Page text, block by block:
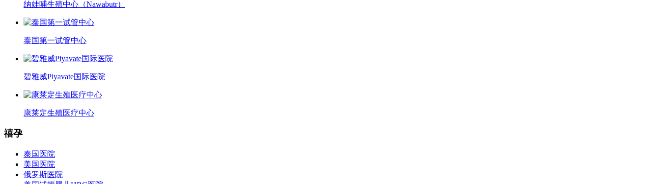
纳娃哺生殖中心（Nawabutr）
泰国第一试管中心
碧雅威Piyavate国际医院
康莱定生殖医疗中心
禧孕
泰国医院
美国医院
俄罗斯医院